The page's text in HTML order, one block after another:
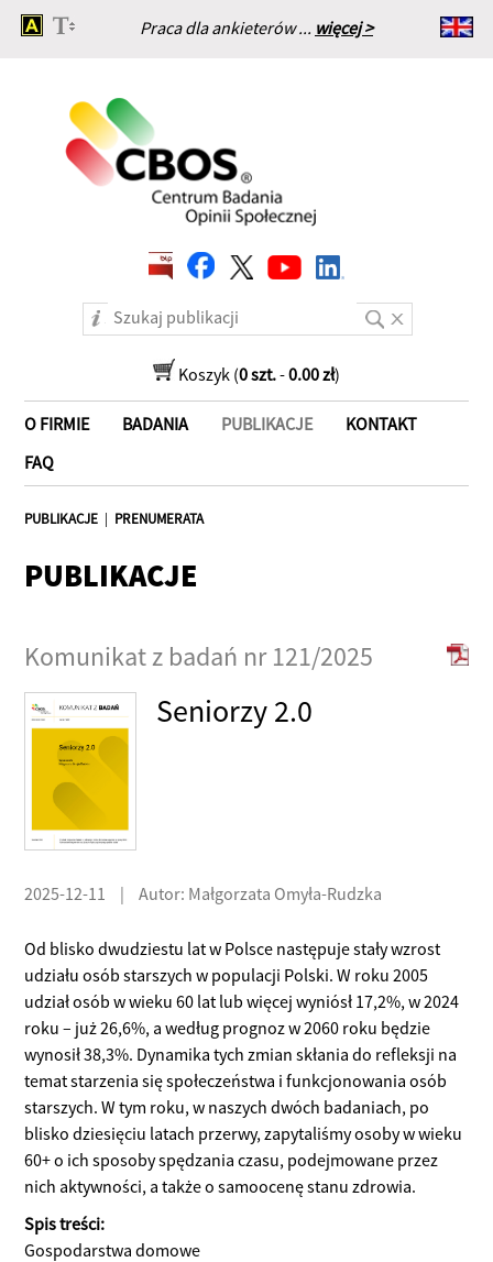
Praca dla ankieterów ... więcej >
Strona główna
Koszyk (0 szt.-0.00 zł)
O FIRMIE BADANIA PUBLIKACJE
KONTAKT
FAQ
PUBLIKACJE | PRENUMERATA
PUBLIKACJE
Komunikat z badań nr 121/2025
Seniorzy 2.0
2025-12-11 | Autor: Małgorzata Omyła-Rudzka
Od blisko dwudziestu lat w Polsce następuje stały wzrost
udziału osób starszych w populacji Polski. W roku 2005
udział osób w wieku 60 lat lub więcej wyniósł 17,2%, w 2024
roku – już 26,6%, a według prognoz w 2060 roku będzie
wynosił 38,3%. Dynamika tych zmian skłania do refleksji na
temat starzenia się społeczeństwa i funkcjonowania osób
starszych. W tym roku, w naszych dwóch badaniach, po
blisko dziesięciu latach przerwy, zapytaliśmy osoby w wieku
60+ o ich sposoby spędzania czasu, podejmowane przez
nich aktywności, a także o samoocenę stanu zdrowia.
Spis treści:
Gospodarstwa domowe